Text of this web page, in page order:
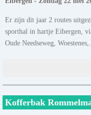
Er zijn dit jaar 2 routes
sporthal in hartje Eibergen,
Oude Needseweg,
Kofferbak